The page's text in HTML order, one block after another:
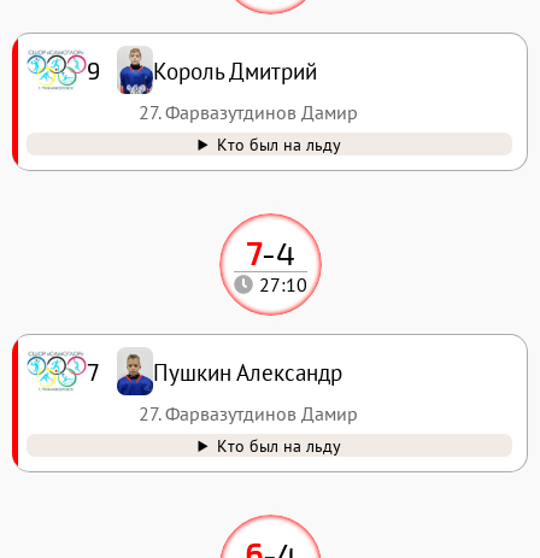
7-4
27:10
7 Пушкин Александр
27. Фарвазутдинов Дамир
Кто был на льду
9 Король Дмитрий
27. Фарвазутдинов Дамир
Кто был на льду